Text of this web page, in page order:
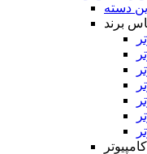
دسته
برند